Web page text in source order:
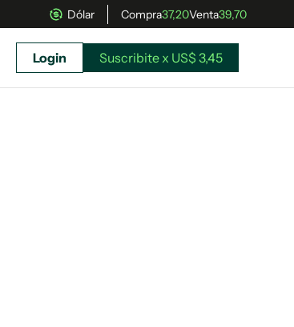
Dólar Compra37,20Venta39,70
Login Suscribite x US$ 3,45